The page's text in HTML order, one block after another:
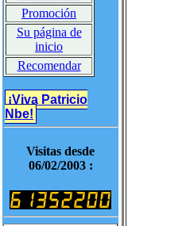
Promoción
Su página de
inicio
Recomendar
¡Viva Patricio
Nbe!
Visitas desde
06/02/2003 :